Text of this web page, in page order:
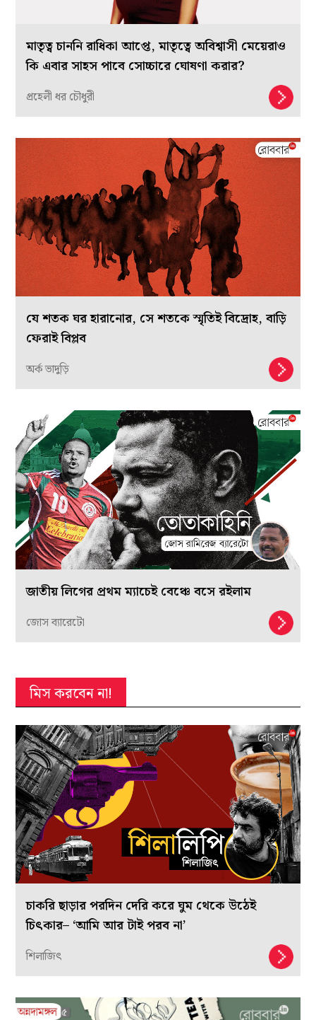
মাতৃত্ব চাননি রাধিকা আপ্তে, মাতৃত্বে অবিশ্বাসী মেয়েরাও
কি এবার সাহস পাবে সোচ্চারে ঘোষণা করার?
প্রহেলী ধর চৌধুরী
যে শতক ঘর হারানোর, সে শতকে স্মৃতিই বিদ্রোহ, বাড়ি
ফেরাই বিপ্লব
অর্ক ভাদুড়ি
জাতীয় লিগের প্রথম ম্যাচেই বেঞ্চে বসে রইলাম
জোস ব্যারেটো
মিস করবেন না!
চাকরি ছাড়ার পরদিন দেরি করে ঘুম থেকে উঠেই
চিৎকার– ‘আমি আর টাই পরব না’
শিলাজিৎ